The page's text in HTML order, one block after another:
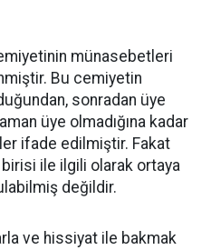
münasebetleri
Bu cemiyetin
sonradan üye
üye olmadığına kadar
ifade edilmiştir. Fakat
ile ilgili olarak ortaya
değildir.
ve hissiyat ile bakmak